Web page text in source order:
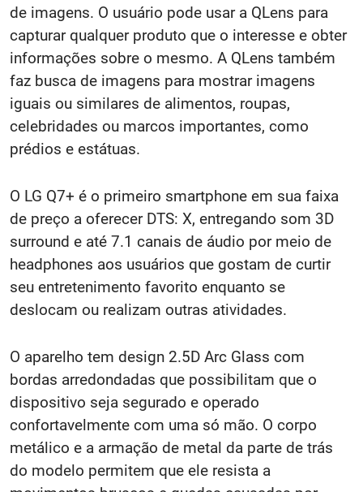
de imagens. O usuário pode usar a QLens para
capturar qualquer produto que o interesse e obter
informações sobre o mesmo. A QLens também
faz busca de imagens para mostrar imagens
iguais ou similares de alimentos, roupas,
celebridades ou marcos importantes, como
prédios e estátuas.
O LG Q7+ é o primeiro smartphone em sua faixa
de preço a oferecer DTS: X, entregando som 3D
surround e até 7.1 canais de áudio por meio de
headphones aos usuários que gostam de curtir
seu entretenimento favorito enquanto se
deslocam ou realizam outras atividades.
O aparelho tem design 2.5D Arc Glass com
bordas arredondadas que possibilitam que o
dispositivo seja segurado e operado
confortavelmente com uma só mão. O corpo
metálico e a armação de metal da parte de trás
do modelo permitem que ele resista a